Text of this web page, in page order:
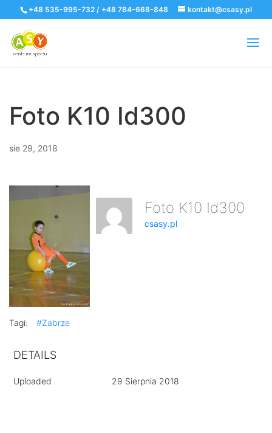
+48 535-995-732 / +48 784-668-848 kontakt@csasy.pl
Foto K10 Id300
sie 29, 2018
Foto K10 Id300
csasy.pl
Tagi: #Zabrze
DETAILS
Uploaded 29 Sierpnia 2018